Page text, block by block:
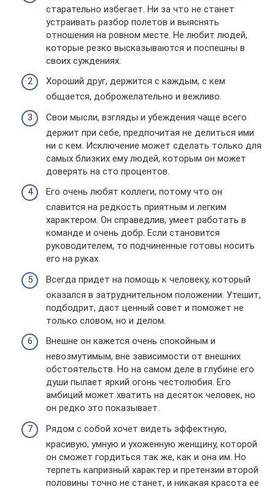
старательно избегает. Ни за что не станет
устраивать разбор полетов и выяснять
отношения на ровном месте. Не любит людей,
которые резко высказываются и поспешны в
своих суждениях.
Хороший друг, держится с каждым, с кем
общается, доброжелательно и вежливо.
Свои мысли, взгляды и убеждения чаще всего
держит при себе, предпочитая не делиться ими
ни с кем. Исключение может сделать только для
самых близких ему людей, которым он может
доверять на сто процентов.
Его очень любят коллеги, потому что он
славится на редкость приятным и легким
характером. Он справедлив, умеет работать в
команде и очень добр. Если становится
руководителем, то подчиненные готовы носить
его на руках.
Всегда придет на помощь к человеку, который
оказался в затруднительном положении. Утешит,
подбодрит, даст ценный совет и поможет не
только словом, но и делом.
Внешне он кажется очень спокойным и
невозмутимым, вне зависимости от внешних
обстоятельств. Но на самом деле в глубине его
души пылает яркий огонь честолюбия. Его
амбиций может хватить на десяток человек, но
он редко это показывает.
Рядом с собой хочет видеть эффектную,
красивую, умную и ухоженную женщину, которой
он сможет гордиться так же, как и она им. Но
терпеть капризный характер и претензии второй
половины точно не станет, и никакая красота ее